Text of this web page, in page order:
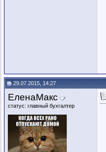
29.07.2015, 14:27
ЕленаМакс
статус: главный бухгалтер